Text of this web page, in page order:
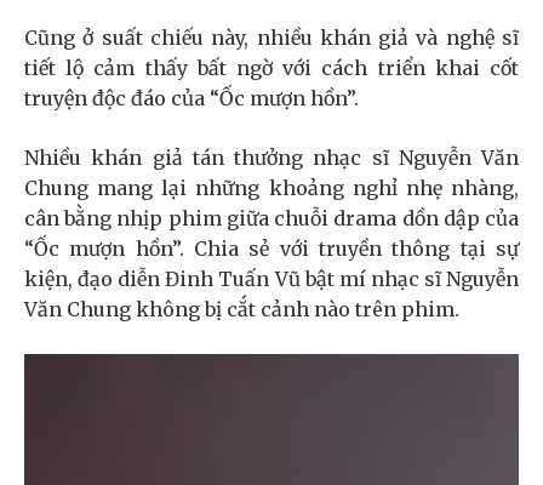
Cũng ở suất chiếu này, nhiều khán giả và nghệ sĩ
tiết lộ cảm thấy bất ngờ với cách triển khai cốt
truyện độc đáo của “Ốc mượn hồn”.
Nhiều khán giả tán thưởng nhạc sĩ Nguyễn Văn
Chung mang lại những khoảng nghỉ nhẹ nhàng,
cân bằng nhịp phim giữa chuỗi drama dồn dập của
“Ốc mượn hồn”. Chia sẻ với truyền thông tại sự
kiện, đạo diễn Đinh Tuấn Vũ bật mí nhạc sĩ Nguyễn
Văn Chung không bị cắt cảnh nào trên phim.